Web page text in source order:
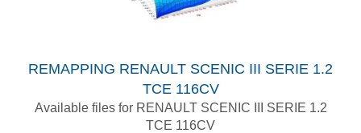
REMAPPING RENAULT SCENIC III SERIE 1.2
TCE 116CV
Available files for RENAULT SCENIC III SERIE 1.2
TCE 116CV